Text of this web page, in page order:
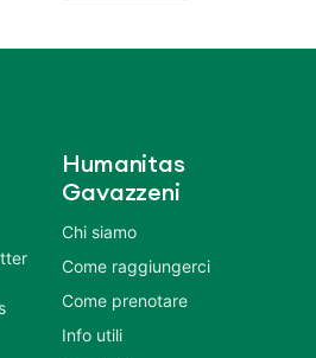
Humanitas
Gavazzeni
Chi siamo
Come raggiungerci
Come prenotare
Info utili